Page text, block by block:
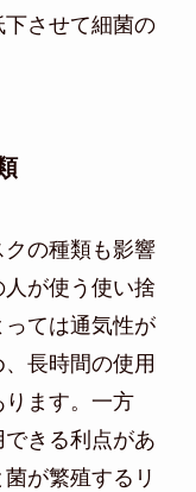
させて細菌の
の種類も影響
が使う使い捨
ては通気性が
長時間の使用
ます。一方
きる利点があ
が繁殖するリ